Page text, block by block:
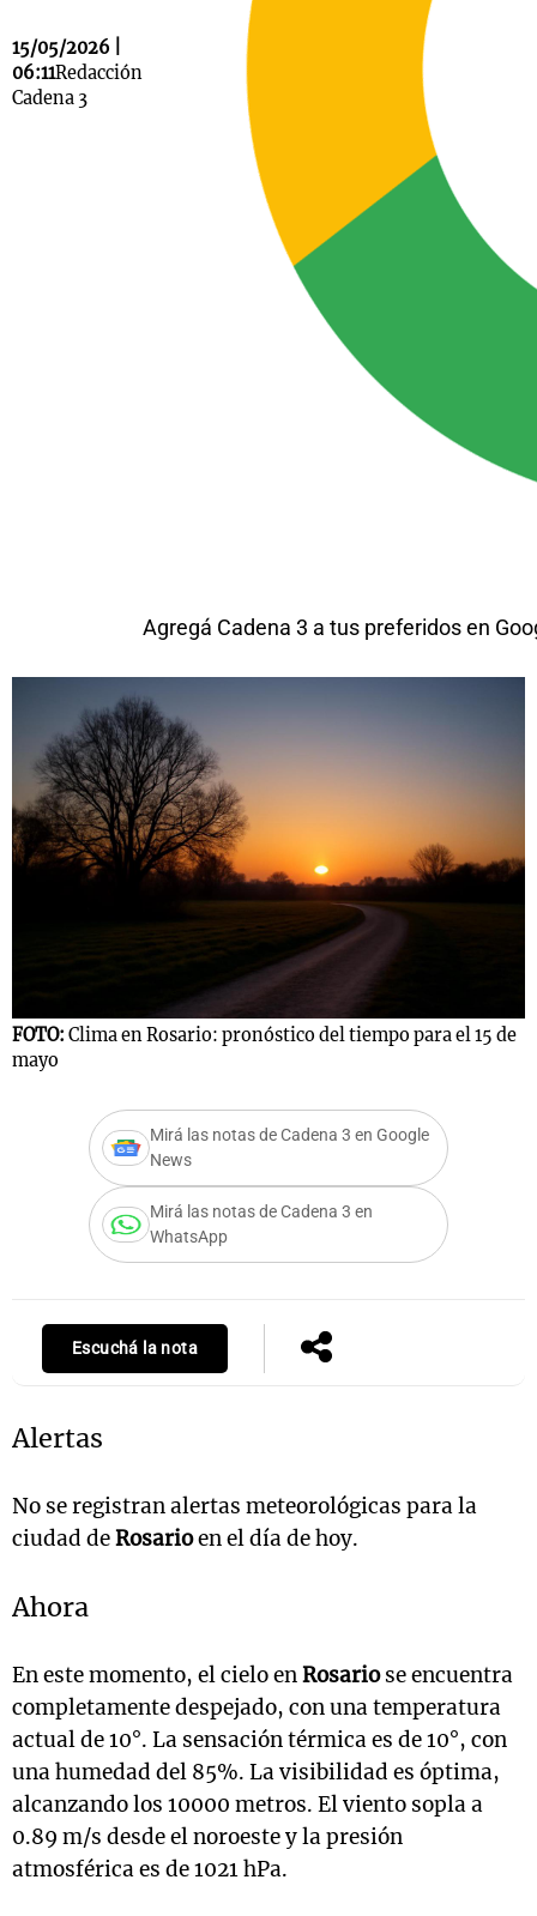
15/05/2026 |
06:11Redacción
Cadena 3
Agregá Cadena 3 a tus preferidos en
FOTO: Clima en Rosario: pronóstico del tiempo para el 15 de
mayo
Mirá las notas de Cadena 3 en Google
News
Mirá las notas de Cadena 3 en
WhatsApp
Escuchá la nota
Alertas
No se registran alertas meteorológicas para la
ciudad deRosarioen el día de hoy.
Ahora
En este momento, el cielo enRosariose encuentra
completamente despejado, con una temperatura
actual de 10°. La sensación térmica es de 10°, con
una humedad del 85%. La visibilidad es óptima,
alcanzando los 10000 metros. El viento sopla a
0.89 m/s desde el noroeste y la presión
atmosférica es de 1021 hPa.